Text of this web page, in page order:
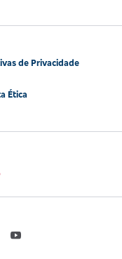
de Privacidade
Ética